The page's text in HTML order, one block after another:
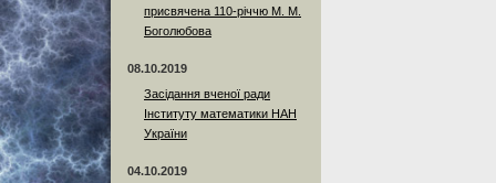
присвячена 110-річчю М. М.
Боголюбова
08.10.2019
Засідання вченої ради
Інституту математики НАН
України
04.10.2019